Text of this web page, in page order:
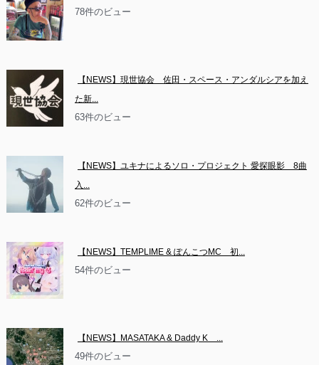
78件のビュー
【NEWS】現世協会　佐田・スペース・アンダルシアを加え
た新...
63件のビュー
【NEWS】ユキナによるソロ・プロジェクト 愛探眼影　8曲
入...
62件のビュー
【NEWS】TEMPLIME & ぽんこつMC　初...
54件のビュー
【NEWS】MASATAKA & Daddy K　...
49件のビュー